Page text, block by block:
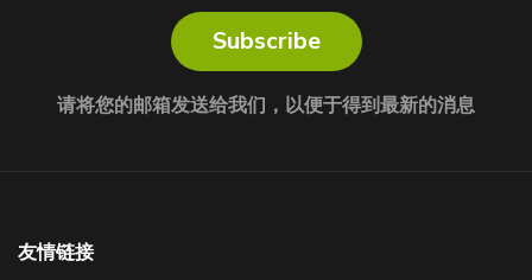
Subscribe
请将您的邮箱发送给我们，以便于得到最新的消息
友情链接